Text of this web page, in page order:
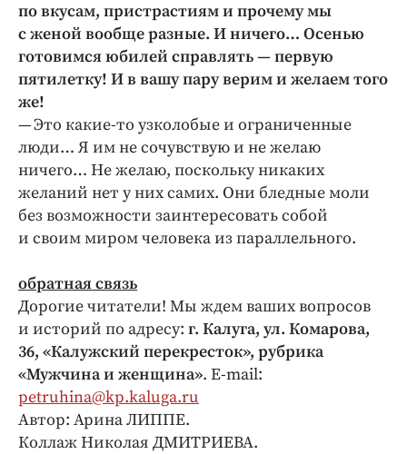
по вкусам, пристрастиям и прочему мы
с женой вообще разные. И ничего… Осенью
готовимся юбилей справлять — первую
пятилетку! И в вашу пару верим и желаем того
же!
— Это какие-то узколобые и ограниченные
люди… Я им не сочувствую и не желаю
ничего… Не желаю, поскольку никаких
желаний нет у них самих. Они бледные моли
без возможности заинтересовать собой
и своим миром человека из параллельного.
обратная связь
Дорогие читатели! Мы ждем ваших вопросов
и историй по адресу: г. Калуга, ул. Комарова,
36, «Калужский перекресток», рубрика
«Мужчина и женщина». E‑mail:
petruhina@kp.kaluga.ru
Автор: Арина ЛИППЕ.
Коллаж Николая ДМИТРИЕВА.